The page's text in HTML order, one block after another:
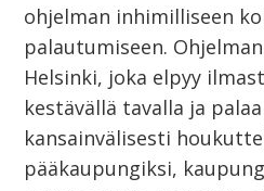
ohjelman inhimilliseen
palautumiseen.
Helsinki, joka elpyy
kestävällä tavalla ja
kansainvälisesti
pääkaupungiksi,